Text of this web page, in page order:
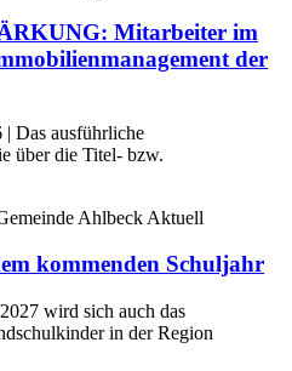
Mitarbeiter im
der
| Das ausführliche
über die Titel- bzw.
Ahlbeck Aktuell
kommenden Schuljahr
wird sich auch das
in der Region